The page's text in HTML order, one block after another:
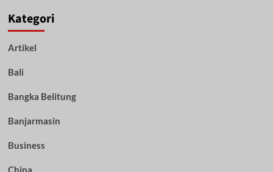
Kategori
Artikel
Bali
Bangka Belitung
Banjarmasin
Business
China